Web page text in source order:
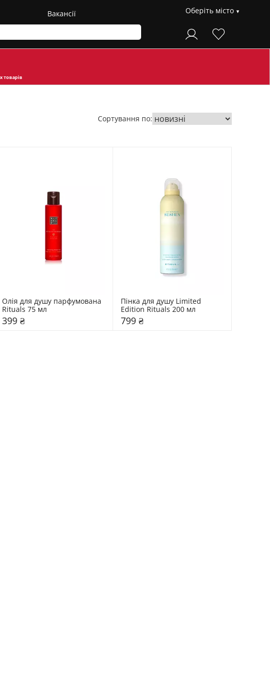
Вакансії Оберіть місто
товарів
Сортування по:
Олія для душу парфумована
Rituals 75 мл
399 ₴
Пінка для душу Limited
Edition Rituals 200 мл
799 ₴